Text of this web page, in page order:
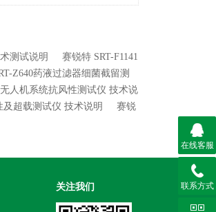
测试说明
赛锐特 SRT-F1141
Z640药液过滤器细菌截留测
无人机系统抗风性测试仪 技术说
及超载测试仪 技术说明
赛锐
关注我们
在线客服
联系方式